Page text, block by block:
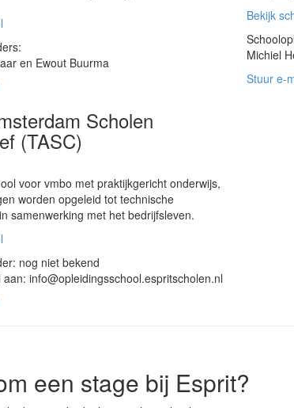
en Ewout Buurma
Bekijk
Michiel
Stuur e-
Scholen
(TASC)
voor vmbo met praktijkgericht onderwijs,
worden opgeleid tot technische
samenwerking met het bedrijfsleven.
nog niet bekend
info@opleidingsschool.espritscholen.nl
een stage bij Esprit?